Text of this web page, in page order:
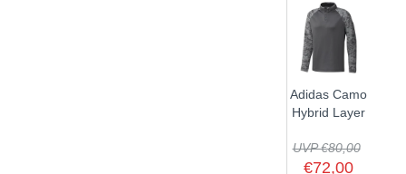
Adidas Camo
Hybrid Layer
UVP €80,00
€72,00